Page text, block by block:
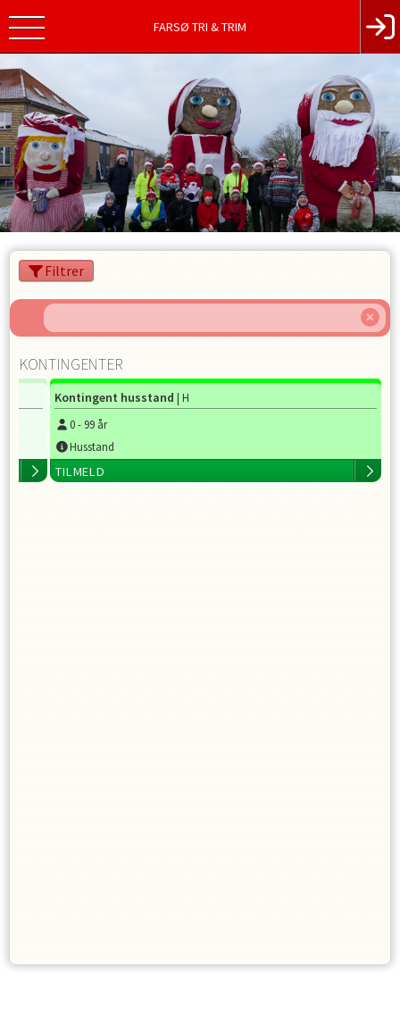
FARSØ TRI & TRIM
Filtrer
KONTINGENTER
Kontingent husstand | H
0- 99 år
Husstand
TILMELD